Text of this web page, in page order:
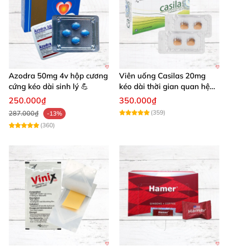
Azodra 50mg 4v hộp cương
cứng kéo dài sinh lý 💪
250.000₫
287.000₫
-13%
(360)
Viên uống Casilas 20mg
kéo dài thời gian quan hệ
tăng cường sinh lý nam
350.000₫
(359)